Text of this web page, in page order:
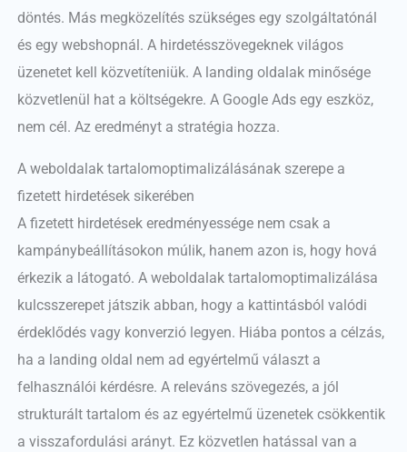
döntés. Más megközelítés szükséges egy szolgáltatónál
és egy webshopnál. A hirdetésszövegeknek világos
üzenetet kell közvetíteniük. A landing oldalak minősége
közvetlenül hat a költségekre. A Google Ads egy eszköz,
nem cél. Az eredményt a stratégia hozza.
A weboldalak tartalomoptimalizálásának szerepe a
fizetett hirdetések sikerében
A fizetett hirdetések eredményessége nem csak a
kampánybeállításokon múlik, hanem azon is, hogy hová
érkezik a látogató. A weboldalak tartalomoptimalizálása
kulcsszerepet játszik abban, hogy a kattintásból valódi
érdeklődés vagy konverzió legyen. Hiába pontos a célzás,
ha a landing oldal nem ad egyértelmű választ a
felhasználói kérdésre. A releváns szövegezés, a jól
strukturált tartalom és az egyértelmű üzenetek csökkentik
a visszafordulási arányt. Ez közvetlen hatással van a